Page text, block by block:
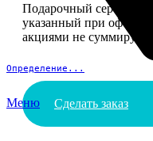
Определение...
Меню
Подарочный
указанный при
акциями не
Сделать заказ